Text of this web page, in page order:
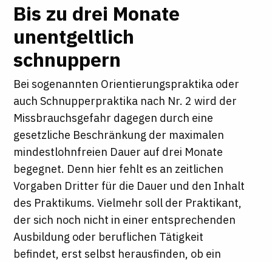
Bis zu drei Monate
unentgeltlich
schnuppern
Bei sogenannten Orientierungspraktika oder
auch Schnupperpraktika nach Nr. 2 wird der
Missbrauchsgefahr dagegen durch eine
gesetzliche Beschränkung der maximalen
mindestlohnfreien Dauer auf drei Monate
begegnet. Denn hier fehlt es an zeitlichen
Vorgaben Dritter für die Dauer und den Inhalt
des Praktikums. Vielmehr soll der Praktikant,
der sich noch nicht in einer entsprechenden
Ausbildung oder beruflichen Tätigkeit
befindet, erst selbst herausfinden, ob ein